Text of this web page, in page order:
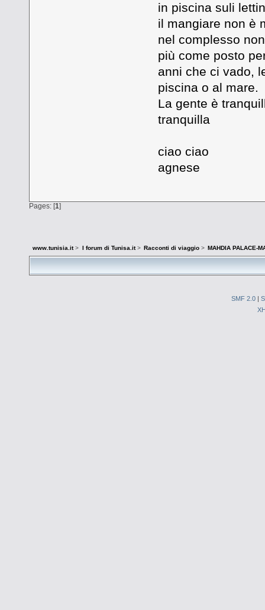
in piscina suli
il mangiare non è
nel complesso
più come posto
anni che ci vado,
piscina o al mare.
La gente è
tranquilla
ciao ciao
agnese
Pages: [1]
www.tunisia.it> I forum di Tunisa.it> Racconti di viaggio> MAHDIA PALACE-
SMF 2.0 |